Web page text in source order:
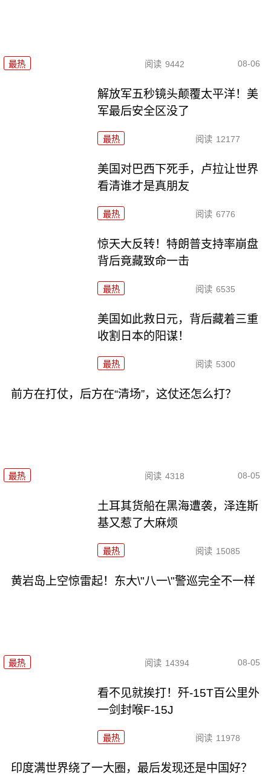
最热 阅读 9442 08-06
解放军五秒镜头颠覆太平洋！美
军最后安全区没了
最热 阅读 12177
美国对巴西下死手，卢拉让世界
看清谁才是真朋友
最热 阅读 6776
惊天大反转！特朗普支持率崩盘
背后竟藏致命一击
最热 阅读 6535
美国如此救日元，背后藏着三重
收割日本的阳谋！
最热 阅读 5300
前方在打仗，后方在“清场”，这仗还怎么打？
最热 阅读 4318 08-05
土耳其货船在黑海遭袭，泽连斯
基又惹了大麻烦
最热 阅读 15085
黄岩岛上空惊雷起！东大\"八一\"警巡完全不一样
最热 阅读 14394 08-05
看不见就挨打！歼-15T百公里外
一剑封喉F-15J
最热 阅读 11978
印度满世界绕了一大圈，最后发现还是中国好？